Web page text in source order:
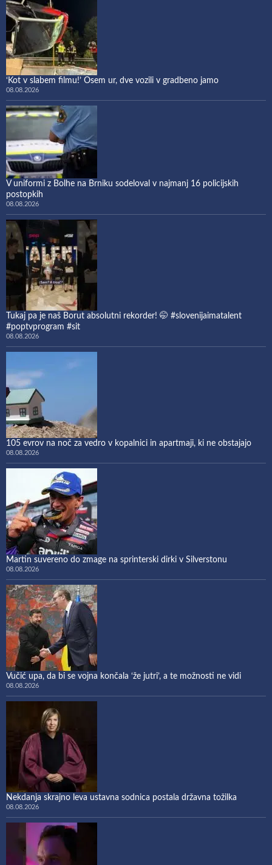
‘Kot v slabem filmu!’ Osem ur, dve vozili v gradbeno jamo
08.08.2026
V uniformi z Bolhe na Brniku sodeloval v najmanj 16 policijskih
postopkih
08.08.2026
Tukaj pa je naš Borut absolutni rekorder! 🤭 #slovenijaimatalent
#poptvprogram #sit
08.08.2026
105 evrov na noč za vedro v kopalnici in apartmaji, ki ne obstajajo
08.08.2026
Martin suvereno do zmage na sprinterski dirki v Silverstonu
08.08.2026
Vučić upa, da bi se vojna končala ‘že jutri’, a te možnosti ne vidi
08.08.2026
Nekdanja skrajno leva ustavna sodnica postala državna tožilka
08.08.2026